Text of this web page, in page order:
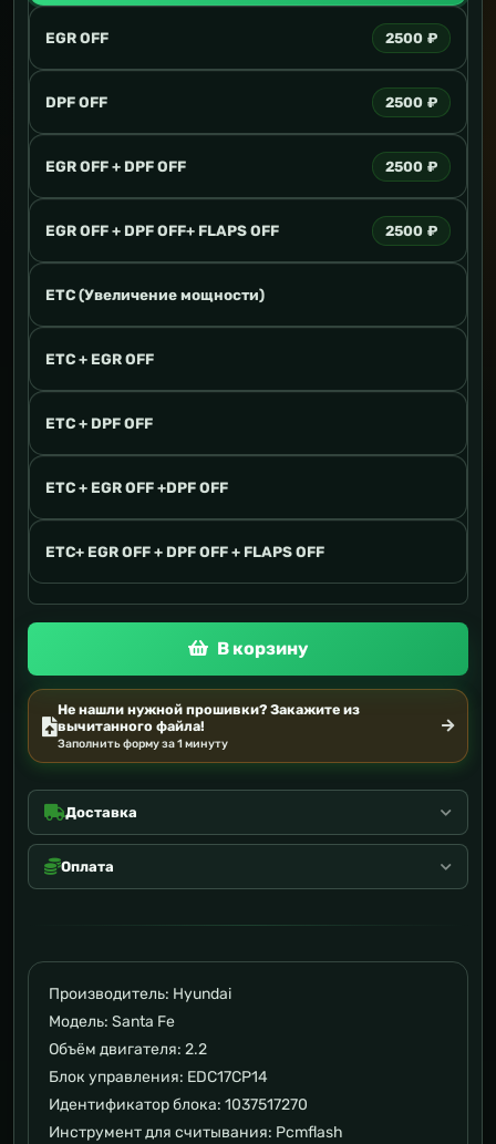
EGR OFF 2500 ₽
DPF OFF 2500 ₽
EGR OFF + DPF OFF 2500 ₽
EGR OFF + DPF OFF+ FLAPS OFF 2500 ₽
ETC (Увеличение мощности)
ETC + EGR OFF
ETC + DPF OFF
ETC + EGR OFF +DPF OFF
ETC+ EGR OFF + DPF OFF + FLAPS OFF
В корзину
Не нашли нужной прошивки? Закажите из
вычитанного файла!
Заполнить форму за 1 минуту
Доставка
Оплата
Производитель: Hyundai
Модель: Santa Fe
Объём двигателя: 2.2
Блок управления: EDC17CP14
Идентификатор блока: 1037517270
Инструмент для считывания: Pcmflash